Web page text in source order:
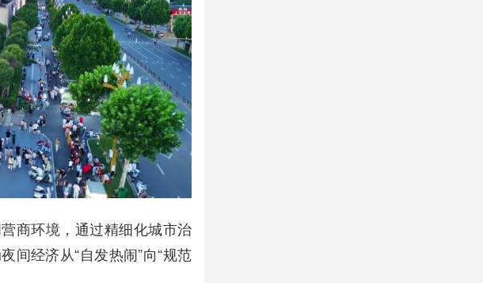
商环境，通过精细化城市治
间经济从“自发热闹”向“规范